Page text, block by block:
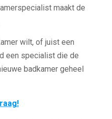
maakt de
wilt, of juist een
een specialist die de
badkamer geheel